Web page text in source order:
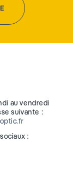
au vendredi
suivante :
: